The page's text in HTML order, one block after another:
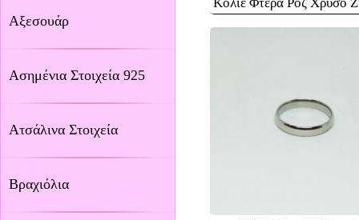
Αξεσουάρ
Ασημένια Στοιχεία 925
Ατσάλινα Στοιχεία
Βραχιόλια